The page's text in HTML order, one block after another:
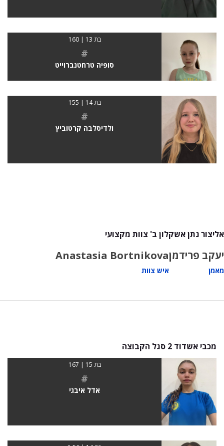
בת 13 | 160
#
סופיה טרחטנברוייט
בת 14 | 155
#
ולדיסלבה קרטוביץ
אליצור נתן אשקלון ב' צוות מקצועי
יעקב פרידמן
מאמן
Anastasia Bortnikova
איש צוות
מכבי אשדוד 2 סגל הקבוצה
בת 15 | 167
#
אדל איבגי